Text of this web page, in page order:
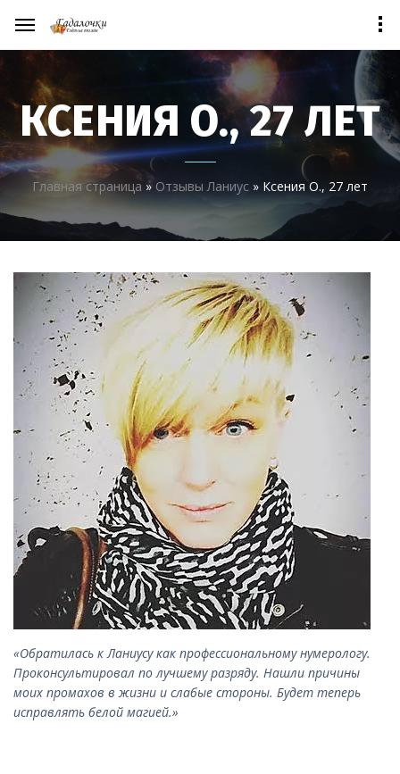
КСЕНИЯ О., 27 ЛЕТ
Главная страница » Отзывы Ланиус » Ксения О., 27 лет
«Обратилась к Ланиусу как профессиональному нумерологу.
Проконсультировал по лучшему разряду. Нашли причины
моих промахов в жизни и слабые стороны. Будет теперь
исправлять белой магией.»